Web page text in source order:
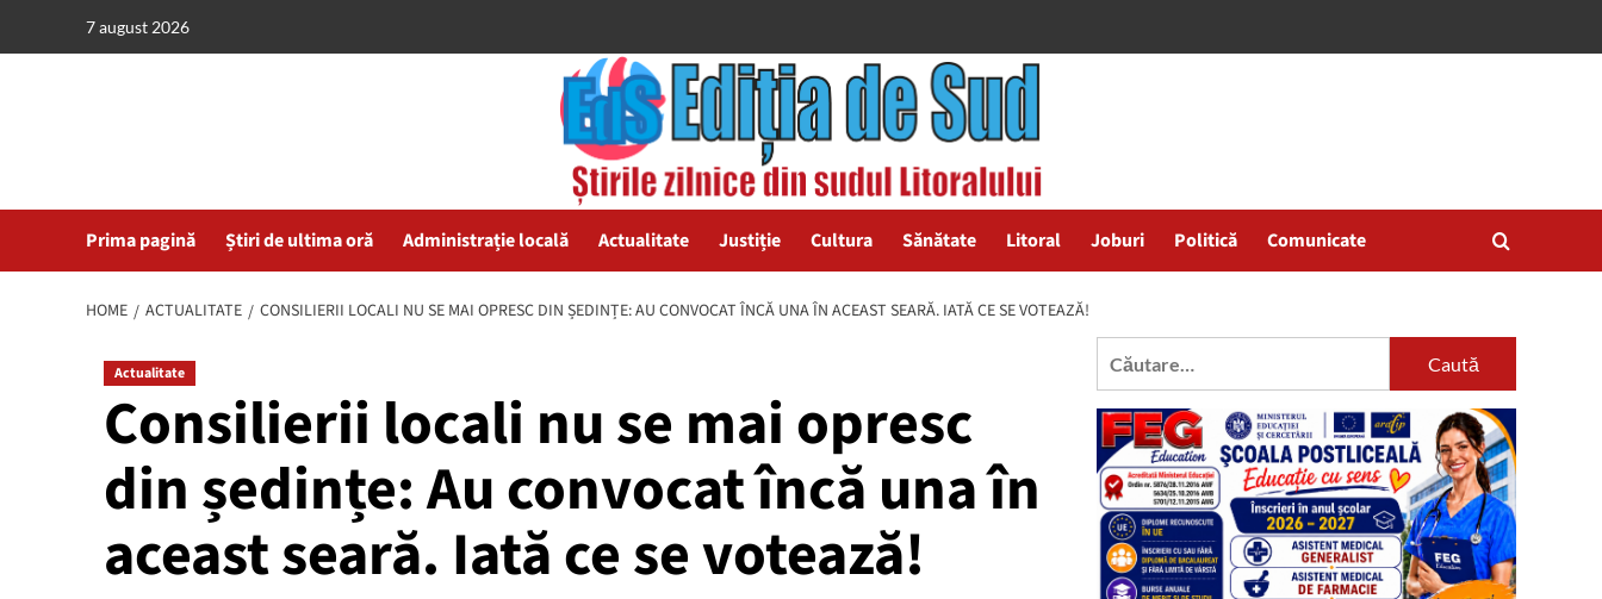
7 august 2026
Prima pagină Știri de ultima oră Administrație locală Actualitate Justiție Cultura Sănătate Litoral Joburi Politică Comunicate
HOME ACTUALITATE CONSILIERII LOCALI NU SE MAI OPRESC DIN ȘEDINȚE: AU CONVOCAT ÎNCĂ UNA ÎN ACEAST SEARĂ. IATĂ CE SE VOTEAZĂ!
Actualitate
Consilierii locali nu se mai opresc
din ședințe: Au convocat încă una în
aceast seară. Iată ce se votează!
Caută